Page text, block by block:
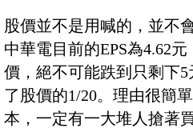
股價並不是用喊的，並不
中華電目前的EPS為4.62
價，絕不可能跌到只剩下
了股價的1/20。理由很簡
本，一定有一大堆人搶著